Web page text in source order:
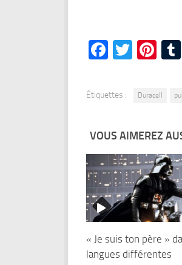
Étiquettes : Duracell
VOUS AIMEREZ
« Je suis ton père »
langues différentes